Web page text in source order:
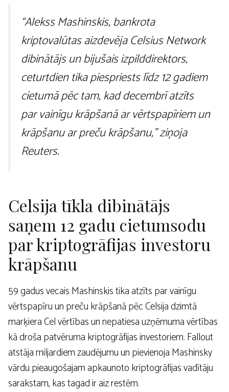
“Alekss Mashinskis, bankrota
kriptovalūtas aizdevēja Celsius Network
dibinātājs un bijušais izpilddirektors,
ceturtdien tika piespriests līdz 12 gadiem
cietumā pēc tam, kad decembrī atzīts
par vainīgu krāpšanā ar vērtspapīriem un
krāpšanu ar preču krāpšanu,” ziņoja
Reuters.
Celsija tīkla dibinātājs
saņem 12 gadu cietumsodu
par kriptogrāfijas investoru
krāpšanu
59 gadus vecais Mashinskis tika atzīts par vainīgu
vērtspapīru un preču krāpšanā pēc Celsija dzimtā
marķiera Cel vērtības un nepatiesa uzņēmuma vērtības
kā droša patvēruma kriptogrāfijas investoriem. Fallout
atstāja miljardiem zaudējumu un pievienoja Mashinsky
vārdu pieaugošajam apkaunoto kriptogrāfijas vadītāju
sarakstam, kas tagad ir aiz restēm.